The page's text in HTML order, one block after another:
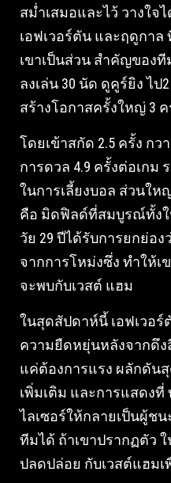
สม่ำเสมอและไว้ วางใจ
เอฟเวอร์ตัน และฤดูกา
เขาเป็นส่วน สำคัญของ
ลงเล่น 30 นัด ดูคูร์ยิง ไ
สร้างโอกาสครั้งใหญ่ 3 ค
โดยเข้าสกัด 2.5 ครั้ง ก
การดวล 4.9 ครั้งต่อเกม
ในการเลี้ยงบอล ส่วนให
คือ มิดฟิลด์ที่สมบูรณ์ทั้งใ
วัย 29 ปีได้รับการยกย่อง
จากการโหม่งซึ่ง ทำให้
จะพบกับเวสต์ แฮม
ในสุดสัปดาห์นี้ เอฟเวอ
ความยืดหยุ่นหลังจากดึง
แค่ต้องการแรง ผลักดัน
เพิ่มเติม และการแสดงที่
ไลเซอร์ให้กลายเป็นผู้ช
ทีมได้ ถ้าเขาปรากฏตัว
ปลดปล่อย กับเวสต์แฮมเ